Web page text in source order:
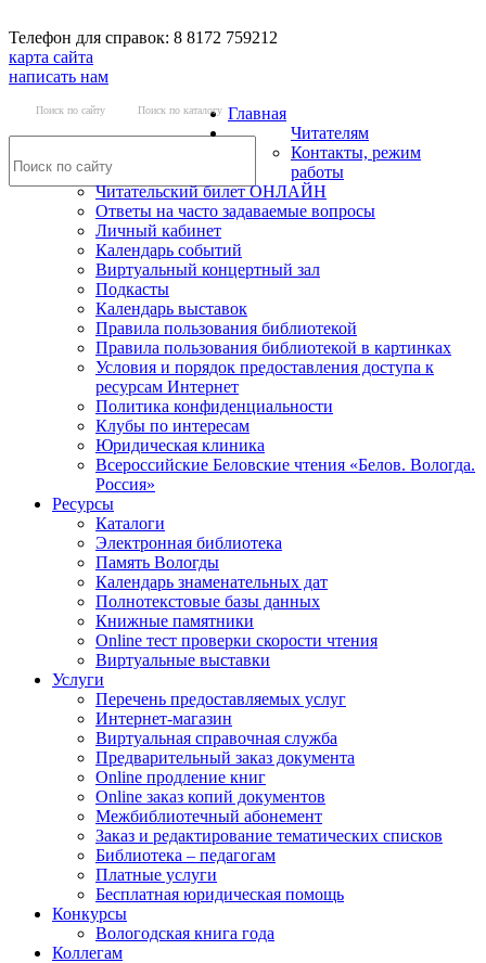
Телефон для справок: 8 8172 759212
карта сайта
написать нам
Поиск по сайту Поиск по каталогу Главная
Читателям
Контакты, режим
работы
Читательский билет ОНЛАЙН
Ответы на часто задаваемые вопросы
Личный кабинет
Календарь событий
Виртуальный концертный зал
Подкасты
Календарь выставок
Правила пользования библиотекой
Правила пользования библиотекой в картинках
Условия и порядок предоставления доступа к
ресурсам Интернет
Политика конфиденциальности
Клубы по интересам
Юридическая клиника
Всероссийские Беловские чтения «Белов. Вологда.
Россия»
Ресурсы
Каталоги
Электронная библиотека
Память Вологды
Календарь знаменательных дат
Полнотекстовые базы данных
Книжные памятники
Online тест проверки скорости чтения
Виртуальные выставки
Услуги
Перечень предоставляемых услуг
Интернет-магазин
Виртуальная справочная служба
Предварительный заказ документа
Online продление книг
Online заказ копий документов
Межбиблиотечный абонемент
Заказ и редактирование тематических списков
Библиотека – педагогам
Платные услуги
Бесплатная юридическая помощь
Конкурсы
Вологодская книга года
Коллегам